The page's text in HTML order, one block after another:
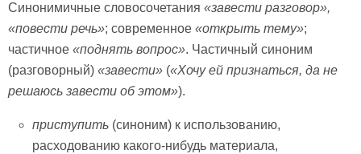
Синонимичные словосочетания «завести разговор»,
«повести речь»; современное «открыть тему»;
частичное «поднять вопрос». Частичный синоним
(разговорный) «завести» («Хочу ей признаться, да не
решаюсь завести об этом»).
приступить (синоним) к использованию,
расходованию какого-нибудь материала,